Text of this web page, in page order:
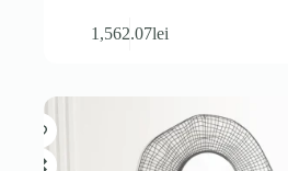
1,562.07lei